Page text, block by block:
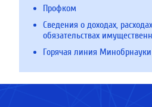
Профком
Сведения о доходах,
обязательствах
Горячая линия